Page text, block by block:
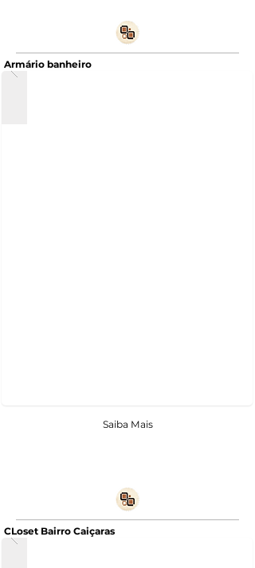
Armário banheiro
Saiba Mais
CLoset Bairro Caiçaras